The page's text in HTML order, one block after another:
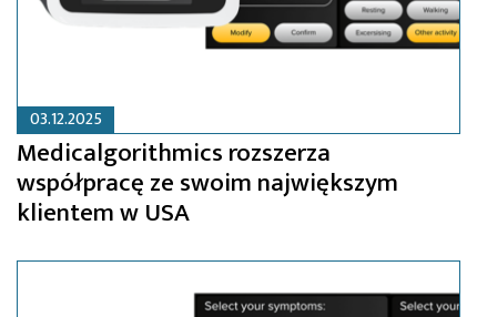
03.12.2025
Medicalgorithmics rozszerza
współpracę ze swoim największym
klientem w USA